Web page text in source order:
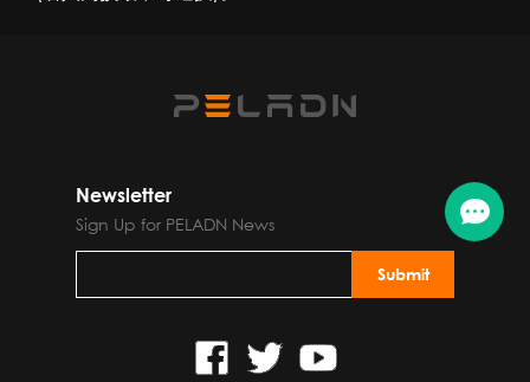
Newsletter
Sign Up for PELADN News